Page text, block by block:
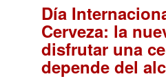
Día
Cerveza: la
disfrutar una
depende del